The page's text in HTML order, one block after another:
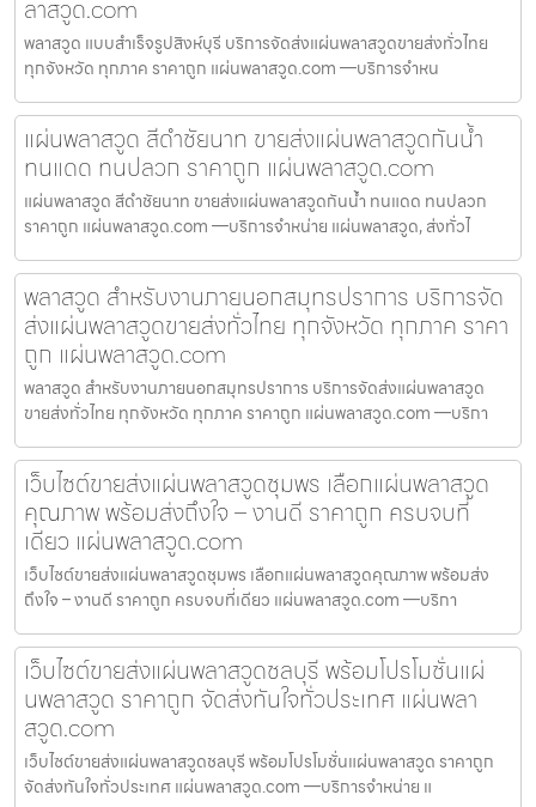
ลาสวูด.com
พลาสวูด แบบสำเร็จรูปสิงห์บุรี บริการจัดส่งแผ่นพลาสวูดขายส่งทั่วไทย
ทุกจังหวัด ทุกภาค ราคาถูก แผ่นพลาสวูด.com —บริการจำหน
แผ่นพลาสวูด สีดำชัยนาท ขายส่งแผ่นพลาสวูดกันน้ำ
ทนแดด ทนปลวก ราคาถูก แผ่นพลาสวูด.com
แผ่นพลาสวูด สีดำชัยนาท ขายส่งแผ่นพลาสวูดกันน้ำ ทนแดด ทนปลวก
ราคาถูก แผ่นพลาสวูด.com —บริการจำหน่าย แผ่นพลาสวูด, ส่งทั่วไ
พลาสวูด สำหรับงานภายนอกสมุทรปราการ บริการจัด
ส่งแผ่นพลาสวูดขายส่งทั่วไทย ทุกจังหวัด ทุกภาค ราคา
ถูก แผ่นพลาสวูด.com
พลาสวูด สำหรับงานภายนอกสมุทรปราการ บริการจัดส่งแผ่นพลาสวูด
ขายส่งทั่วไทย ทุกจังหวัด ทุกภาค ราคาถูก แผ่นพลาสวูด.com —บริกา
เว็บไซต์ขายส่งแผ่นพลาสวูดชุมพร เลือกแผ่นพลาสวูด
คุณภาพ พร้อมส่งถึงใจ – งานดี ราคาถูก ครบจบที่
เดียว แผ่นพลาสวูด.com
เว็บไซต์ขายส่งแผ่นพลาสวูดชุมพร เลือกแผ่นพลาสวูดคุณภาพ พร้อมส่ง
ถึงใจ – งานดี ราคาถูก ครบจบที่เดียว แผ่นพลาสวูด.com —บริกา
เว็บไซต์ขายส่งแผ่นพลาสวูดชลบุรี พร้อมโปรโมชั่นแผ่
นพลาสวูด ราคาถูก จัดส่งทันใจทั่วประเทศ แผ่นพลา
สวูด.com
เว็บไซต์ขายส่งแผ่นพลาสวูดชลบุรี พร้อมโปรโมชั่นแผ่นพลาสวูด ราคาถูก
จัดส่งทันใจทั่วประเทศ แผ่นพลาสวูด.com —บริการจำหน่าย แ